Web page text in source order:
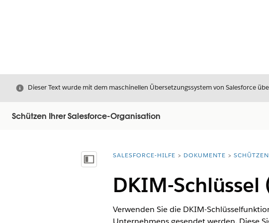
Schließen
Dieser Text wurde mit dem maschinellen Übersetzungssystem von Salesforce
Schützen Ihrer Salesforce-Organisation
Inhalt anzeigenSie befinden sich hier:
SALESFORCE-HILFE DOKUMENTE
DKIM-
Verwenden Sie die DKIM-